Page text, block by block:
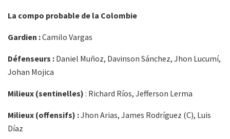
La compo probable de la Colombie
Gardien :Camilo Vargas
Défenseurs : Daniel Muñoz, Davinson Sánchez, Jhon Lucumí,
Johan Mojica
Milieux (sentinelles) : Richard Ríos, Jefferson Lerma
Milieux (offensifs) :Jhon Arias, James Rodríguez (C), Luis
Díaz